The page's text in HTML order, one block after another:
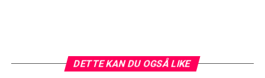
DETTE KAN DU OGSÅ LIKE